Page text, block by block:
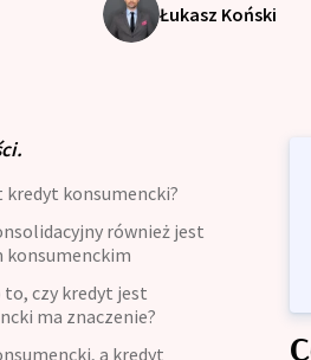
gotówkowy
Kredytowa
preferencyjny
kredytowy
zaświadczenia
Łukasz Koński
kredyt konsumencki?
również jest
konsumenckim
to, czy kredyt jest
ma znaczenie?
a kredyt